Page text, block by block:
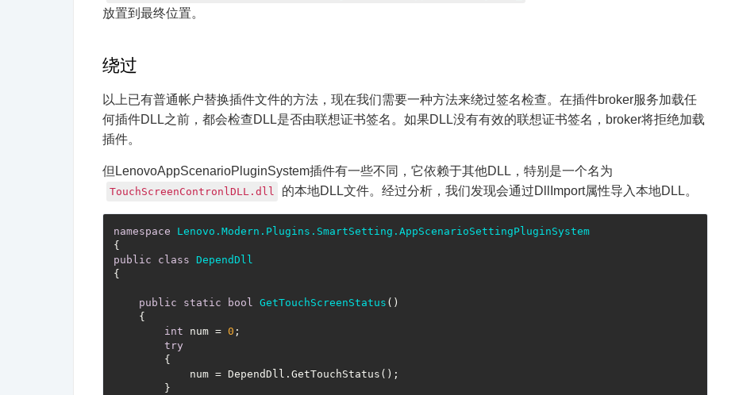
放置到最终位置。
绕过
以上已有普通帐户替换插件文件的方法，现在我们需要一种方法来绕过签名检查。在插件broker服务加载任
何插件DLL之前，都会检查DLL是否由联想证书签名。如果DLL没有有效的联想证书签名，broker将拒绝加载
插件。
但LenovoAppScenarioPluginSystem插件有一些不同，它依赖于其他DLL，特别是一个名为
TouchScreenContronlDLL.dll 的本地DLL文件。经过分析，我们发现会通过DllImport属性导入本地DLL。
namespace
Lenovo.Modern.Plugins.SmartSetting.AppScenarioSettingPluginSystem
public
class
DependDll
{
public static bool GetTouchScreenStatus ( )
{
int num = 0 ;
try
        {
            num = DependDll.GetTouchStatus();
        }